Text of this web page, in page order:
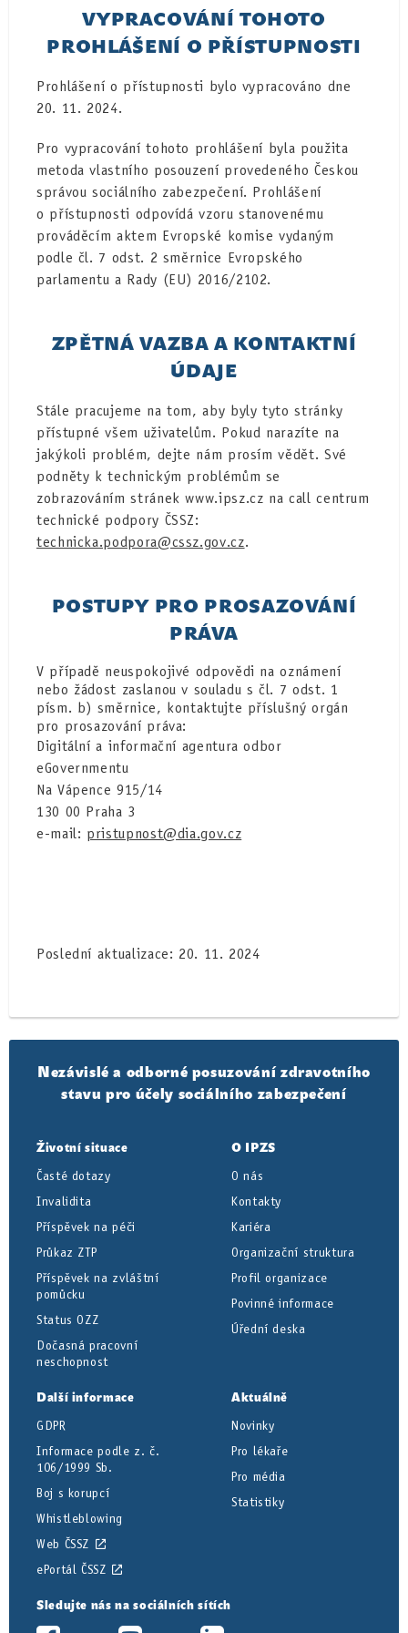
VYPRACOVÁNÍ TOHOTO
PROHLÁŠENÍ O PŘÍSTUPNOSTI
Prohlášení o přístupnosti bylo vypracováno dne
20. 11. 2024.
Pro vypracování tohoto prohlášení byla použita
metoda vlastního posouzení provedeného Českou
správou sociálního zabezpečení. Prohlášení
o přístupnosti odpovídá vzoru stanovenému
prováděcím aktem Evropské komise vydaným
podle čl. 7 odst. 2 směrnice Evropského
parlamentu a Rady (EU) 2016/2102.
ZPĚTNÁ VAZBA A KONTAKTNÍ
ÚDAJE
Stále pracujeme na tom, aby byly tyto stránky
přístupné všem uživatelům. Pokud narazíte na
jakýkoli problém, dejte nám prosím vědět. Své
podněty k technickým problémům se
zobrazováním stránek www.ipsz.cz na call centrum
technické podpory ČSSZ:
technicka.podpora@cssz.gov.cz.
POSTUPY PRO PROSAZOVÁNÍ
PRÁVA
V případě neuspokojivé odpovědi na oznámení
nebo žádost zaslanou v souladu s čl. 7 odst. 1
písm. b) směrnice, kontaktujte příslušný orgán
pro prosazování práva:
Digitální a informační agentura odbor
eGovernmentu
Na Vápence 915/14
130 00 Praha 3
e-mail: pristupnost@dia.gov.cz
Poslední aktualizace: 20. 11. 2024
Nezávislé a odborné posuzování zdravotního
stavu pro účely sociálního zabezpečení
Životní situace
Časté dotazy
Invalidita
Příspěvek na péči
Průkaz ZTP
Příspěvek na zvláštní
pomůcku
Status OZZ
Dočasná pracovní
neschopnost
O IPZS
O nás
Kontakty
Kariéra
Organizační struktura
Profil organizace
Povinné informace
Úřední deska
Další informace
GDPR
Informace podle z. č.
106/1999 Sb.
Boj s korupcí
Whistleblowing
Web ČSSZ
ePortál ČSSZ
Aktuálně
Novinky
Pro lékaře
Pro média
Statistiky
Sledujte nás na sociálních sítích